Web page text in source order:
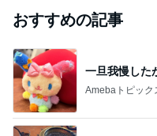
おすすめの記事
一旦我慢した
Amebaトピック